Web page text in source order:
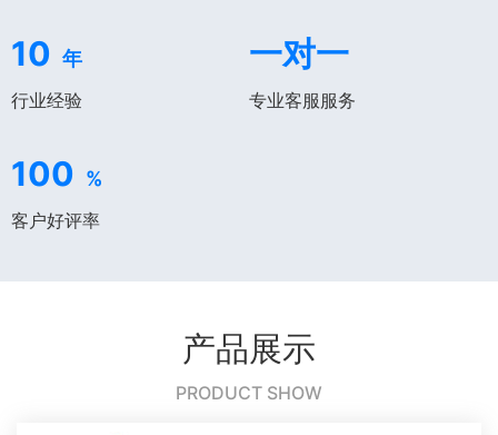
10 年
行业经验
一对一
专业客服服务
100 %
客户好评率
产品展示
PRODUCT SHOW